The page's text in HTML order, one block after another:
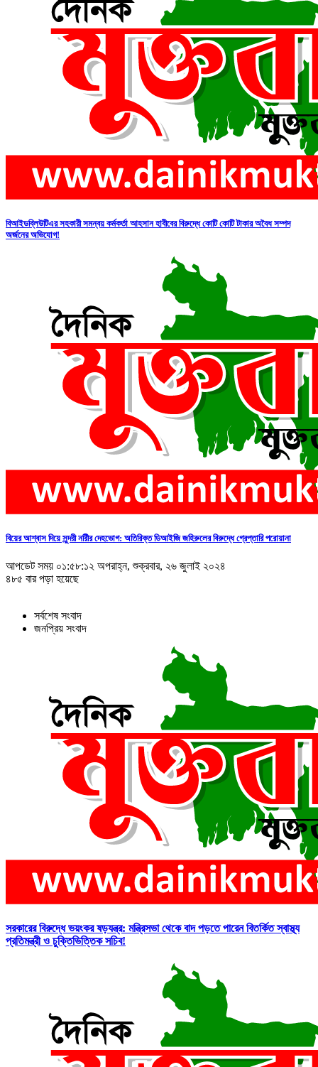
বিআইডব্লিউটিএর সহকারী সমন্বয় কর্মকর্তা আহসান হাবীবের বিরুদ্ধে কোটি কোটি টাকার অবৈধ সম্পদ
অর্জনের অভিযোগ!
বিয়ের আশ্বাস দিয়ে সুন্দরী নরিীর দেহভোগ: অতিরিক্ত ডিআইজি জহিরুলের বিরুদ্ধে গ্রেপ্তারি পরোয়ানা
আপডেট সময় ০১:৫৮:১২ অপরাহ্ন, শুক্রবার, ২৬ জুলাই ২০২৪
৪৮৫ বার পড়া হয়েছে
সর্বশেষ সংবাদ
জনপ্রিয় সংবাদ
সরকারের বিরুদ্ধে ভয়ংকর ষড়যন্ত্র: মন্ত্রিসভা থেকে বাদ পড়তে পারেন বিতর্কিত স্বাস্থ্য
প্রতিমন্ত্রী ও চুক্তিভিত্তিক সচিব!